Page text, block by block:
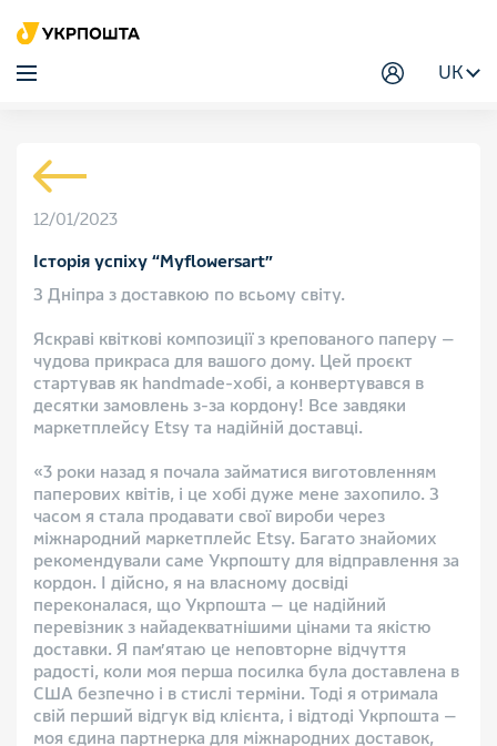
UK
12/01/2023
Історія успіху “Myflowersart”
З Дніпра з доставкою по всьому світу.
Яскраві квіткові композиції з крепованого паперу —
чудова прикраса для вашого дому. Цей проєкт
стартував як handmade-хобі, а конвертувався в
десятки замовлень з-за кордону! Все завдяки
маркетплейсу Etsy та надійній доставці.
«3 роки назад я почала займатися виготовленням
паперових квітів, і це хобі дуже мене захопило. З
часом я стала продавати свої вироби через
міжнародний маркетплейс Etsy. Багато знайомих
рекомендували саме Укрпошту для відправлення за
кордон. І дійсно, я на власному досвіді
переконалася, що Укрпошта — це надійний
перевізник з найадекватнішими цінами та якістю
доставки. Я пам’ятаю це неповторне відчуття
радості, коли моя перша посилка була доставлена в
США безпечно і в стислі терміни. Тоді я отримала
свій перший відгук від клієнта, і відтоді Укрпошта —
моя єдина партнерка для міжнародних доставок,